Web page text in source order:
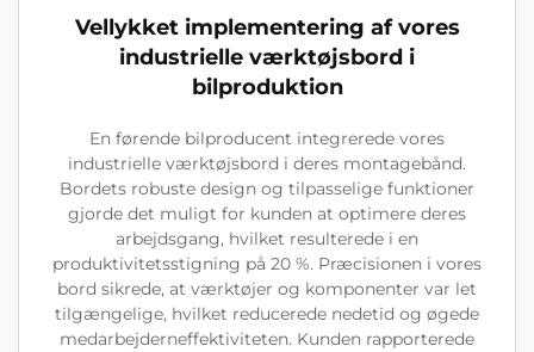
Vellykket implementering af vores
industrielle værktøjsbord i
bilproduktion
En førende bilproducent integrerede vores
industrielle værktøjsbord i deres montagebånd.
Bordets robuste design og tilpasselige funktioner
gjorde det muligt for kunden at optimere deres
arbejdsgang, hvilket resulterede i en
produktivitetsstigning på 20 %. Præcisionen i vores
bord sikrede, at værktøjer og komponenter var let
tilgængelige, hvilket reducerede nedetid og øgede
medarbejderneffektiviteten. Kunden rapporterede